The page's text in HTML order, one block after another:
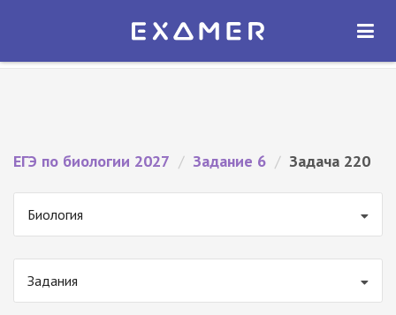
Экзамер — ЕГЭ 2027
ОТКРЫТЬ
ЕГЭ по биологии 2027 / Задание 6 / Задача 220
Биология
Задания